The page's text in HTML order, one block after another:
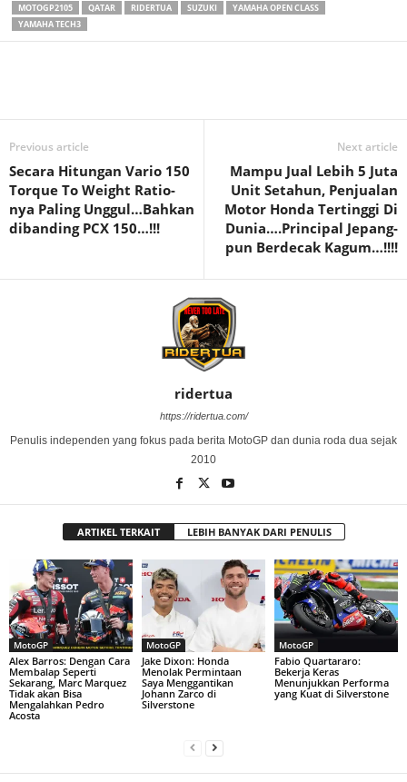
MOTOGP2105
QATAR RIDERTUA SUZUKI
YAMAHA OPEN CLASS
YAMAHA TECH3
Previous article
Secara Hitungan Vario 150
Torque To Weight Ratio-
nya Paling Unggul…Bahkan
dibanding PCX 150…!!!
Next article
Mampu Jual Lebih 5 Juta
Unit Setahun, Penjualan
Motor Honda Tertinggi Di
Dunia….Principal Jepang-
pun Berdecak Kagum…!!!!
ridertua
https://ridertua.com/
Penulis independen yang fokus pada berita MotoGP dan dunia roda dua sejak
2010
ARTIKEL TERKAIT LEBIH BANYAK DARI PENULIS
MotoGP
Alex Barros: Dengan Cara
Membalap Seperti
Sekarang, Marc Marquez
Tidak akan Bisa
Mengalahkan Pedro
Acosta
MotoGP
Jake Dixon: Honda
Menolak Permintaan
Saya Menggantikan
Johann Zarco di
Silverstone
MotoGP
Fabio Quartararo:
Bekerja Keras
Menunjukkan Performa
yang Kuat di Silverstone